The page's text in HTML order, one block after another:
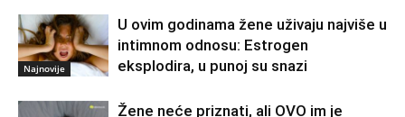
Najnovije
U ovim godinama žene uživaju najviše u
intimnom odnosu: Estrogen
eksplodira, u punoj su snazi
Žene neće priznati, ali OVO im je